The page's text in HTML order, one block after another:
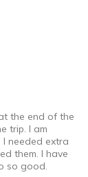
the end of the
trip. I am
needed extra
them. I have
so good.